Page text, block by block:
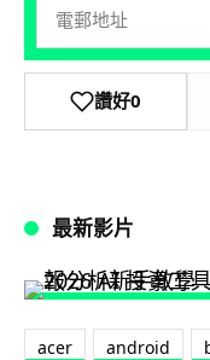
讚好0
最新影片
acer android